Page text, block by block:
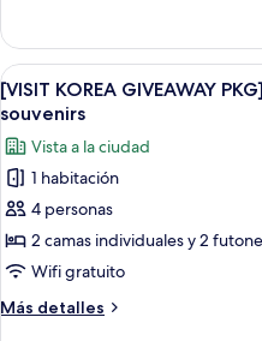
(Traditional)
K-
souvenirs
KOREA
GIVEAWAY
PKG]
Family
(Traditional)
+
K-
souvenirs
Abrir
todas
las
fotos
de
[VISIT
KOREA
GIVEAWAY
PKG]
Family
12
[VISIT KOREA GIVEAWAY
souvenirs
Vista a la ciudad
1 habitación
4 personas
2 camas individuales y 2
Wifi gratuito
Más detalles
Más